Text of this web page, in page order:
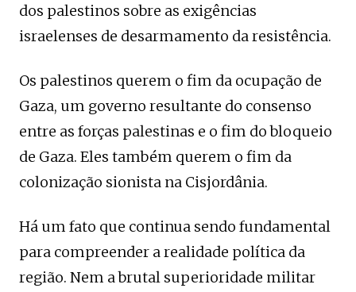
dos palestinos sobre as exigências
israelenses de desarmamento da resistência.
Os palestinos querem o fim da ocupação de
Gaza, um governo resultante do consenso
entre as forças palestinas e o fim do bloqueio
de Gaza. Eles também querem o fim da
colonização sionista na Cisjordânia.
Há um fato que continua sendo fundamental
para compreender a realidade política da
região. Nem a brutal superioridade militar